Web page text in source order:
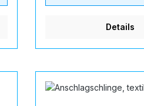
Details